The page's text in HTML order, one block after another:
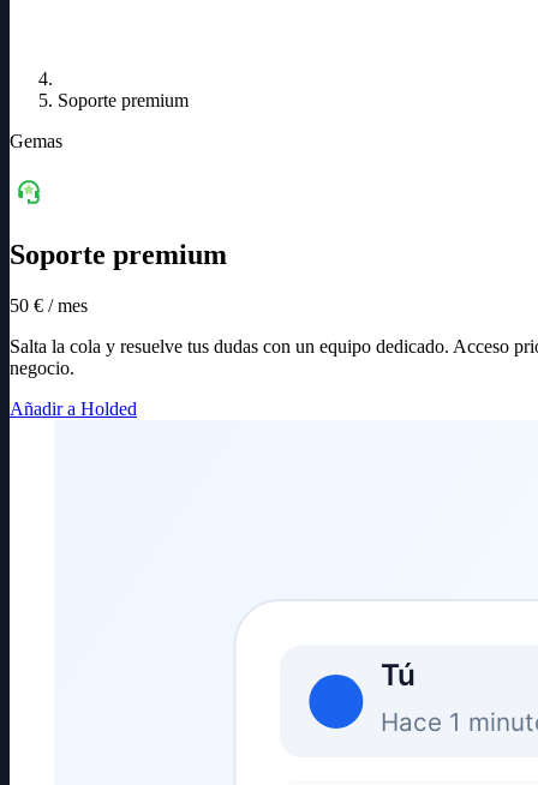
Soporte premium
Gemas
Soporte premium
50 € / mes
Salta la cola y resuelve tus dudas con un equipo dedicado. Acceso
negocio.
Añadir a Holded